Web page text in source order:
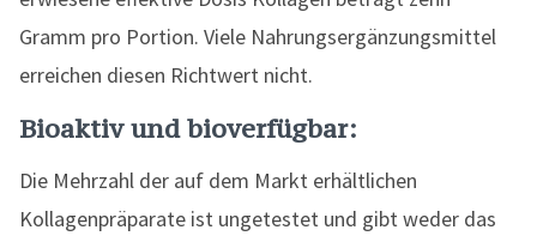
Gramm pro Portion. Viele Nahrungsergänzungsmittel
erreichen diesen Richtwert nicht.
Bioaktiv und bioverfügbar:
Die Mehrzahl der auf dem Markt erhältlichen
Kollagenpräparate ist ungetestet und gibt weder das